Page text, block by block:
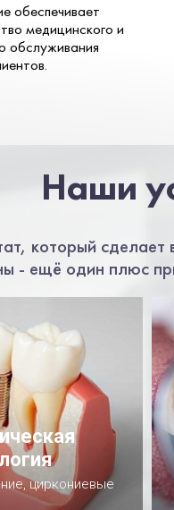
обеспечивает
медицинского и
обслуживания
Наши
который
- ещё один плюс
циркониевые